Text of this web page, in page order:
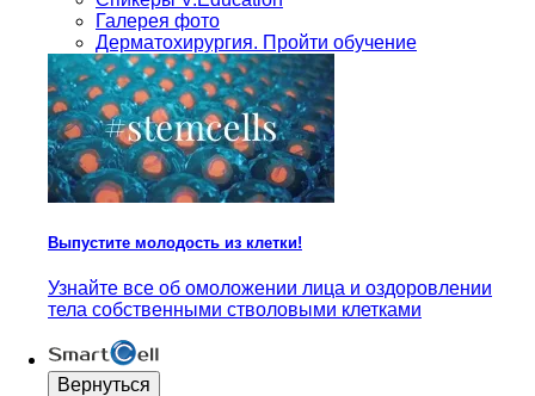
Галерея фото
Дерматохирургия. Пройти обучение
Выпустите молодость из клетки!
Узнайте все об омоложении лица и оздоровлении
тела собственными стволовыми клетками
Вернуться